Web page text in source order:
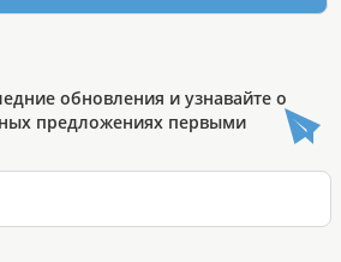
обновления и узнавайте о
предложениях первыми